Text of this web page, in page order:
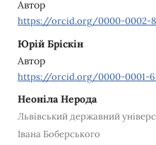
Автор
https://orcid.org/0000-0002-
Юрій Бріскін
Автор
https://orcid.org/0000-0001-
Неоніла Нерода
Львівський державний
Івана Боберського